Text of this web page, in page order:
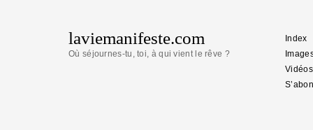
laviemanifeste.com
Où séjournes-tu, toi, à qui vient le rêve ?
Index
Vidéos